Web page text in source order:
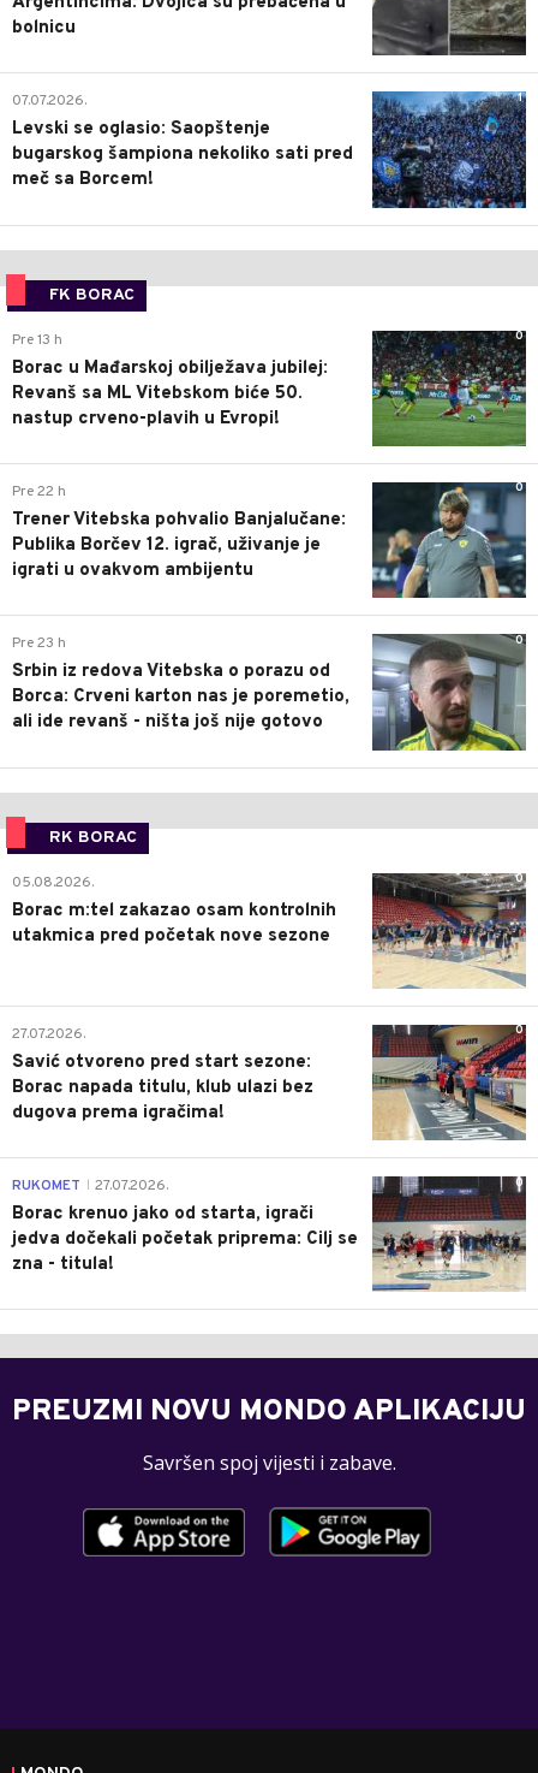
bolnicu
1
07.07.2026.
Levski se oglasio: Saopštenje
bugarskog šampiona nekoliko sati pred
meč sa Borcem!
FK BORAC
0
Pre 13 h
Borac u Mađarskoj obilježava jubilej:
Revanš sa ML Vitebskom biće 50.
nastup crveno-plavih u Evropi!
0
Pre 22 h
Trener Vitebska pohvalio Banjalučane:
Publika Borčev 12. igrač, uživanje je
igrati u ovakvom ambijentu
0
Pre 23 h
Srbin iz redova Vitebska o porazu od
Borca: Crveni karton nas je poremetio,
ali ide revanš - ništa još nije gotovo
RK BORAC
0
05.08.2026.
Borac m:tel zakazao osam kontrolnih
utakmica pred početak nove sezone
0
27.07.2026.
Savić otvoreno pred start sezone:
Borac napada titulu, klub ulazi bez
dugova prema igračima!
0
RUKOMET 27.07.2026.
Borac krenuo jako od starta, igrači
jedva dočekali početak priprema: Cilj se
zna - titula!
PREUZMI NOVU MONDO APLIKACIJU
Savršen spoj vijesti i zabave.